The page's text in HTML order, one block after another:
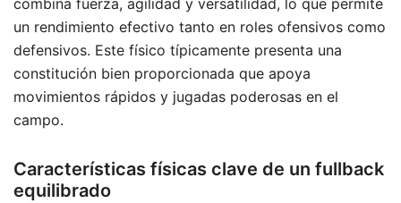
combina fuerza, agilidad y versatilidad, lo que permite
un rendimiento efectivo tanto en roles ofensivos como
defensivos. Este físico típicamente presenta una
constitución bien proporcionada que apoya
movimientos rápidos y jugadas poderosas en el
campo.
Características físicas clave de un fullback
equilibrado